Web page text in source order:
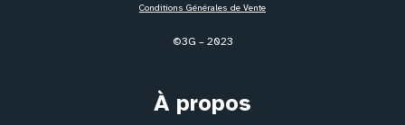
Conditions Générales de Vente
©3G – 2023
À propos